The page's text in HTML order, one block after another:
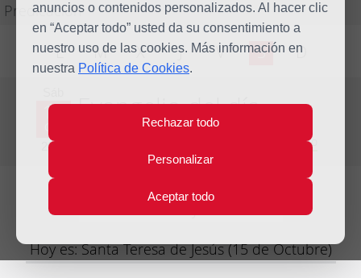
anuncios o contenidos personalizados. Al hacer clic
en “Aceptar todo” usted da su consentimiento a
nuestro uso de las cookies. Más información en
nuestra Política de Cookies.
Rechazar todo
Personalizar
Aceptar todo
Predicación
L M X J V S D
15
2011
Evangelio del día
Vigésimo octava semana del Tiempo Ordinario
Lecturas del día y comentario
Hoy es: Santa Teresa de Jesús (15 de Octubre)